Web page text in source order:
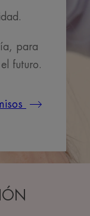
para
futuro.